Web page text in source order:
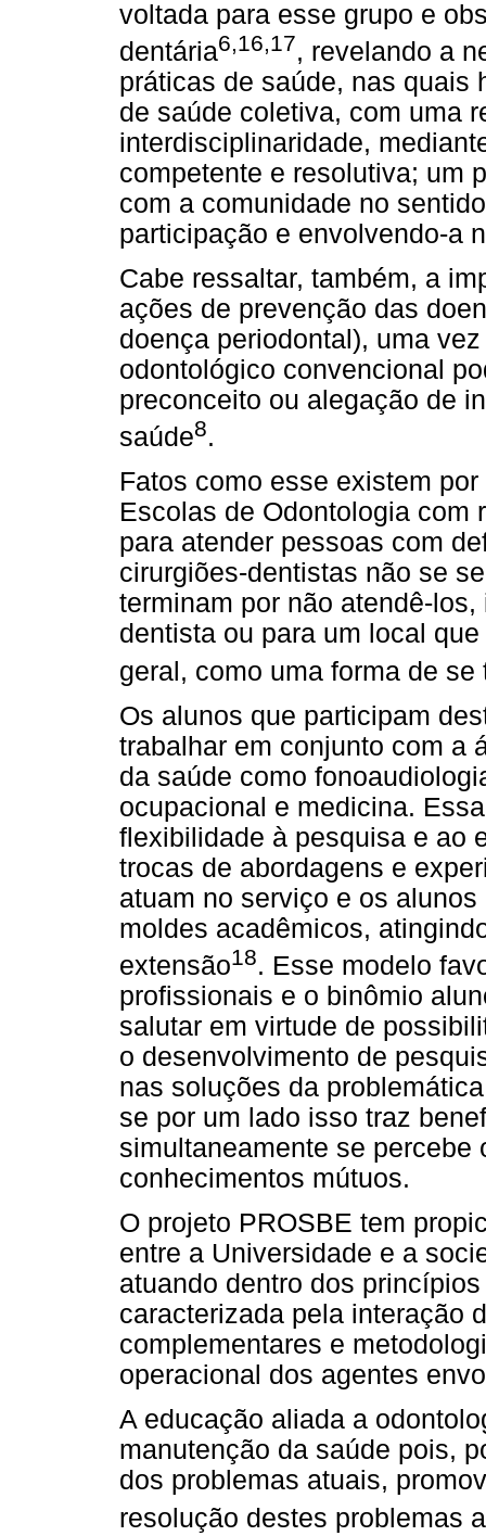
voltada para esse grupo e
dentária6,16,17, revelando a
práticas de saúde, nas quais
de saúde coletiva, com uma
interdisciplinaridade,
competente e resolutiva; um
com a comunidade no
participação e envolvendo-a
Cabe ressaltar, também, a
ações de prevenção das
doença periodontal), uma
odontológico convencional
preconceito ou alegação de
saúde8.
Fatos como esse existem
Escolas de Odontologia com
para atender pessoas com
cirurgiões-dentistas não se
terminam por não atendê-
dentista ou para um local
geral, como uma forma de
Os alunos que participam
trabalhar em conjunto com a
da saúde como
ocupacional e medicina.
flexibilidade à pesquisa e ao
trocas de abordagens e
atuam no serviço e os
moldes acadêmicos,
extensão18. Esse modelo
profissionais e o binômio
salutar em virtude de
o desenvolvimento de
nas soluções da
se por um lado isso traz
simultaneamente se percebe
conhecimentos mútuos.
O projeto PROSBE tem
entre a Universidade e a
atuando dentro dos
caracterizada pela interação
complementares e
operacional dos agentes
A educação aliada a
manutenção da saúde pois,
dos problemas atuais,
resolução destes problemas